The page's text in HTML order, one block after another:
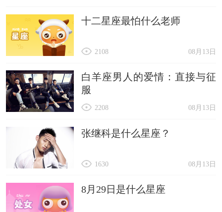
十二星座最怕什么老师
08月13日
2108
白羊座男人的爱情：直接与征
服
08月13日
2208
张继科是什么星座？
08月13日
1630
8月29日是什么星座